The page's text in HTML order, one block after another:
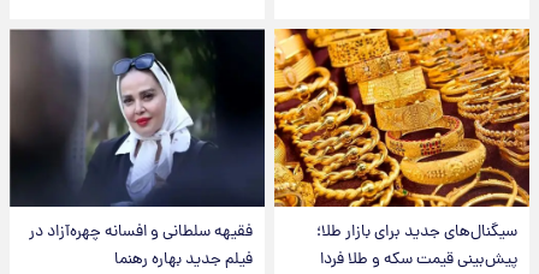
سیگنال‌های جدید برای بازار طلا؛
پیش‌بینی قیمت سکه و طلا فردا
فقیهه سلطانی و افسانه چهره‌آزاد در
فیلم جدید بهاره رهنما